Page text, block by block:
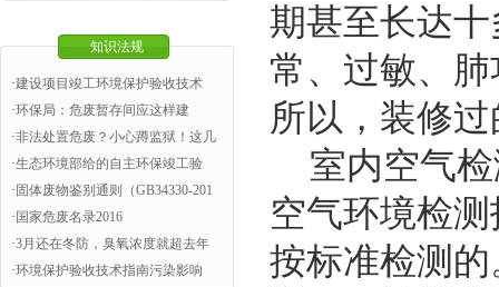
知识法规
·建设项目竣工环境保护验收技术
·环保局：危废暂存间应这样建
·非法处置危废？小心蹲监狱！这几
·生态环境部给的自主环保竣工验
· 固体废物鉴别通则（GB34330-201
· 国家危废名录2016
·3月还在冬防，臭氧浓度就超去年
·环境保护验收技术指南污染影响
期甚至长达
常、过敏、
所以，装修
室内空气检
空气环境检
按标准检测